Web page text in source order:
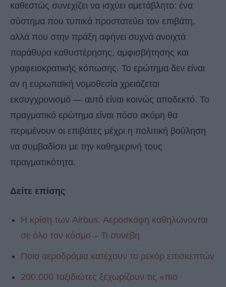
καθεστώς συνεχίζει να ισχύει αμετάβλητο: ένα
σύστημα που τυπικά προστατεύει τον επιβάτη,
αλλά που στην πράξη αφήνει συχνά ανοιχτά
παράθυρα καθυστέρησης, αμφισβήτησης και
γραφειοκρατικής κόπωσης. Το ερώτημα δεν είναι
αν η ευρωπαϊκή νομοθεσία χρειάζεται
εκσυγχρονισμό — αυτό είναι κοινώς αποδεκτό. Το
πραγματικό ερώτημα είναι πόσο ακόμη θα
περιμένουν οι επιβάτες μέχρι η πολιτική βούληση
να συμβαδίσει με την καθημερινή τους
πραγματικότητα.
Δείτε επίσης
Η κρίση των Airbus: Αεροσκάφη καθηλώνονται
σε όλο τον κόσμο – Τι συνέβη
Ποια αεροδρόμια κατέχουν το ρεκόρ επισκεπτών
200.000 ταξιδιώτες ξεχωρίζουν τις «πιο